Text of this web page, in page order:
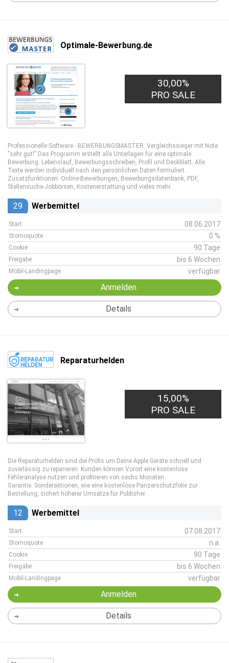
Optimale-Bewerbung.de
30,00%
PRO SALE
Professionelle Software - BEWERBUNGSMASTER: Vergleichssieger mit Note
"sehr gut!" Das Programm erstellt alle Unterlagen für eine optimale
Bewerbung: Lebenslauf, Bewerbungsschreiben, Profil und Deckblatt. Alle
Texte werden individuell nach den persönlichen Daten formuliert.
Zusatzfunktionen: Online-Bewerbungen, Bewerbungsdatenbank, PDF,
Stellensuche-Jobbörsen, Kostenerstattung und vieles mehr.
29 Werbemittel
Start 08.06.2017
Stornoquote 0 %
Cookie 90 Tage
Freigabe bis 6 Wochen
Mobil-Landingpage verfügbar
Anmelden
Details
Reparaturhelden
15,00%
PRO SALE
Die Reparaturhelden sind die Profis um Deine Apple Geräte schnell und
zuverlässig zu reparieren. Kunden können Vorort eine kostenlose
Fehleranalyse nutzen und profitieren von sechs Monaten
Garantie. Sonderaktionen, wie eine kostenlose Panzerschutzfolie zur
Bestellung, sichert höherer Umsätze für Publisher.
12 Werbemittel
Start 07.08.2017
Stornoquote n.a.
Cookie 90 Tage
Freigabe bis 6 Wochen
Mobil-Landingpage verfügbar
Anmelden
Details